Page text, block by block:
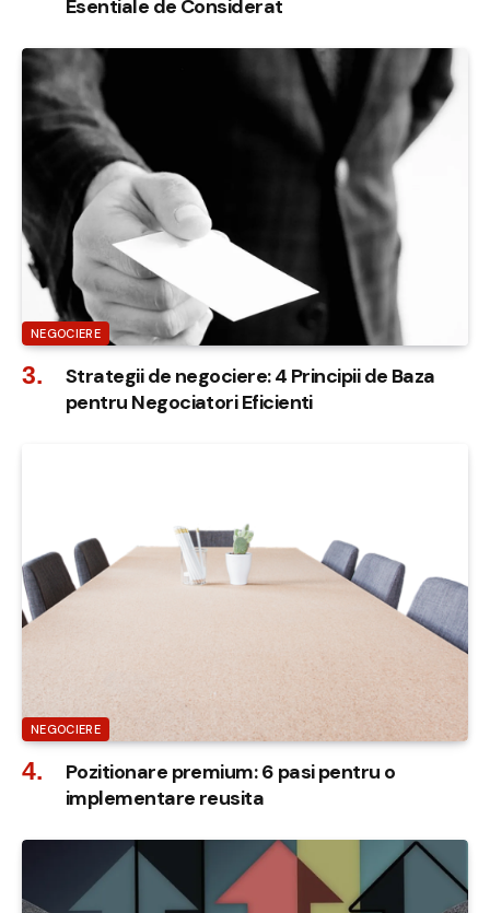
Esentiale de Considerat
NEGOCIERE
Strategii de negociere: 4 Principii de Baza
pentru Negociatori Eficienti
NEGOCIERE
Pozitionare premium: 6 pasi pentru o
implementare reusita